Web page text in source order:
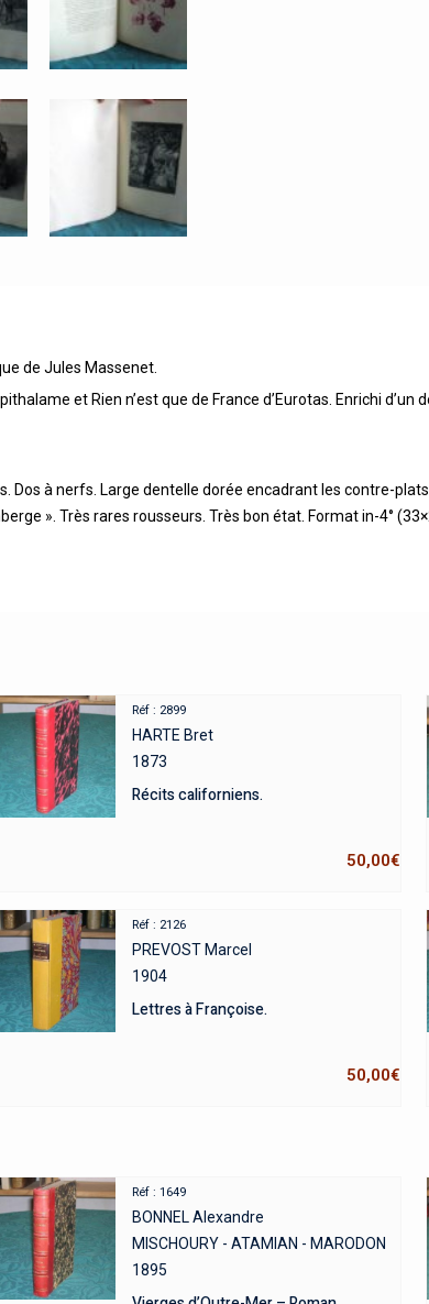
de Jules Massenet.
et Rien n’est que de France d’Eurotas. Enrichi
Dos à nerfs. Large dentelle dorée encadrant les contre-
». Très rares rousseurs. Très bon état. Format in-4°
Réf : 2899
HARTE Bret
1873
Récits californiens.
50,00€
Réf : 2126
PREVOST Marcel
1904
Lettres à Françoise.
50,00€
Réf : 1649
BONNEL Alexandre
MISCHOURY - ATAMIAN - MARODON
1895